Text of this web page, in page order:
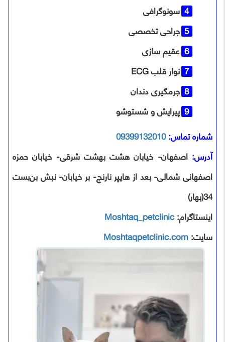
سونوگرافی
جراحی تخصصی
عقیم سازی
نوار قلب ECG
جرمگیری دندان
پیرایش و شستوشو
شماره تماس:09399132010
آدرس: اصفهان- خیابان هشت بهشت شرقی- خیابان حمزه
اصفهانی شمالی- بعد از هایپر نارنج- بر خیابان- نبش بن‌بست
34(بهار)
اینستاگرام:Moshtaq_petclinic
سایت: Moshtaqpetclinic.com